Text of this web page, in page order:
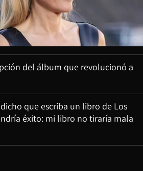
del álbum que revolucionó a
que escriba un libro de Los
éxito: mi libro no tiraría mala